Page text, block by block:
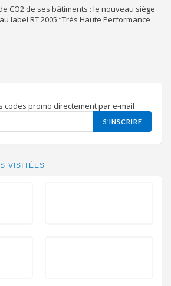
CO2 de ses bâtiments : le nouveau siège
label RT 2005 “Très Haute Performance
codes promo directement par e-mail
S’INSCRIRE
VISITÉES